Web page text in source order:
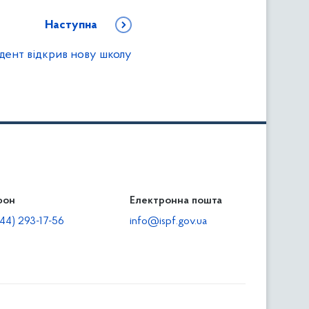
Наступна
відкрив нову школу
293-17-56
Електронна пошта
info@ispf.gov.ua